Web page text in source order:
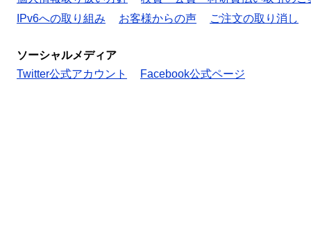
IPv6への取り組み
お客様からの声 ご注文の取り消し
ソーシャルメディア
Twitter公式アカウント
Facebook公式ページ